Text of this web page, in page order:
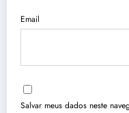
Email
Salvar meus dados neste